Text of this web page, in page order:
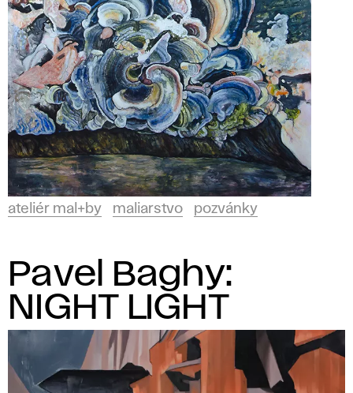
ateliér mal+by maliarstvo pozvánky
Pavel Baghy:
NIGHT LIGHT